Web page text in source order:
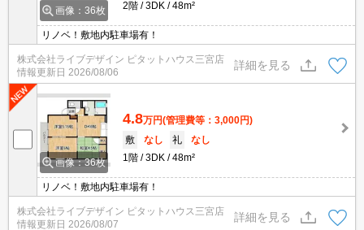
画像：36枚
2階
3DK 48m²
リノベ！敷地内駐車場有！
株式会社ライブデザイン ピタットハウス三宮店
情報更新日 2026/08/06
詳細を見る
画像：36枚
4.8万円(管理費等：3,000円)
敷
なし 礼
なし
1階
3DK 48m²
リノベ！敷地内駐車場有！
株式会社ライブデザイン ピタットハウス三宮店
情報更新日 2026/08/07
詳細を見る